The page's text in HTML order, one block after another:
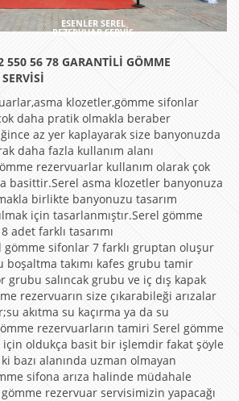
ESENLER SEREL
REZERVUAR SERVİS
550 56 78 GARANTİLİ GÖMME
klozetler,gömme sifonlar
daha pratik olmakla beraber
az yer kaplayarak size banyonuzda
daha fazla kullanım alanı
rezervuarlar kullanım olarak çok
basittir.Serel asma klozetler banyonuza
birlikte banyonuzu tasarım
için tasarlanmıştır.Serel gömme
adet farklı tasarımı
gömme sifonlar 7 farklı gruptan oluşur
takımı kafes grubu tamir
grubu salıncak grubu ve iç dış kapak
rezervuarın size çıkarabileği arızalar
akıtma su kaçırma ya da su
rezervuarların tamiri Serel gömme
oldukça basit bir işlemdir fakat şöyle
bazı alanında uzman olmayan
sifona arıza halinde müdahale
rezervuar servisimizin yapacağı